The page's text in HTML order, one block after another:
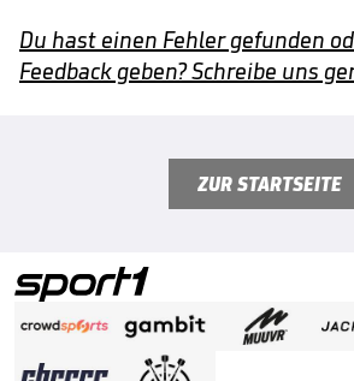
minutes,
32
seconds
Du hast einen Fehler gefunden
Feedback geben? Schreibe uns
ZUR STARTSEITE